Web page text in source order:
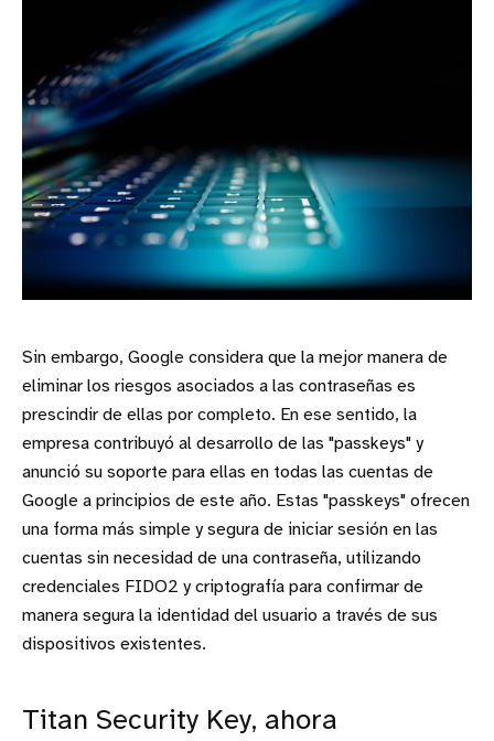
Sin embargo, Google considera que la mejor manera de
eliminar los riesgos asociados a las contraseñas es
prescindir de ellas por completo. En ese sentido, la
empresa contribuyó al desarrollo de las "passkeys" y
anunció su soporte para ellas en todas las cuentas de
Google a principios de este año. Estas "passkeys" ofrecen
una forma más simple y segura de iniciar sesión en las
cuentas sin necesidad de una contraseña, utilizando
credenciales FIDO2 y criptografía para confirmar de
manera segura la identidad del usuario a través de sus
dispositivos existentes.
Titan Security Key, ahora